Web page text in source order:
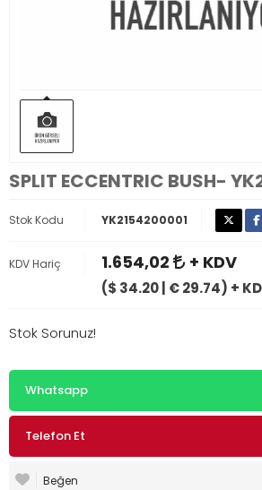
SPLIT ECCENTRIC BUSH-
Stok Kodu YK2154200001
KDV Hariç 1.654,02 + KDV
($ 34.20 | € 29.74) +
Stok Sorunuz!
Whatsapp
Telefon Et
Beğen